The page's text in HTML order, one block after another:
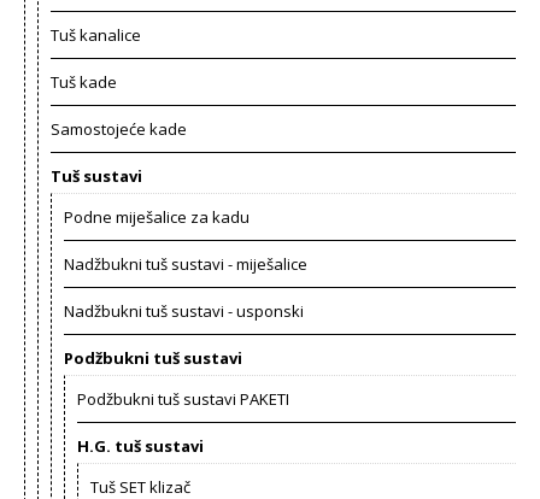
Tuš kanalice
Tuš kade
Samostojeće kade
Tuš sustavi
Podne miješalice za kadu
Nadžbukni tuš sustavi - miješalice
Nadžbukni tuš sustavi - usponski
Podžbukni tuš sustavi
Podžbukni tuš sustavi PAKETI
H.G. tuš sustavi
Tuš SET klizač